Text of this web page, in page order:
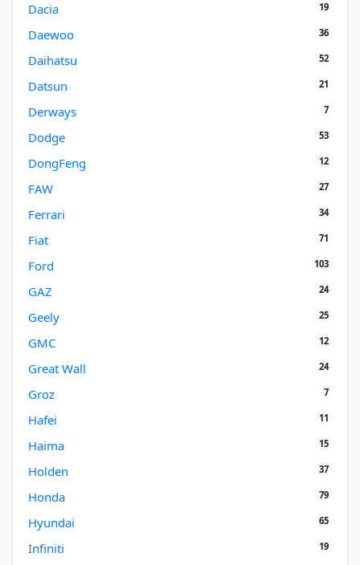
Dacia 19
Daewoo 36
Daihatsu 52
Datsun 21
Derways 7
Dodge 53
DongFeng 12
FAW 27
Ferrari 34
Fiat 71
Ford 103
GAZ 24
Geely 25
GMC 12
Great Wall 24
Groz 7
Hafei 11
Haima 15
Holden 37
Honda 79
Hyundai 65
Infiniti 19